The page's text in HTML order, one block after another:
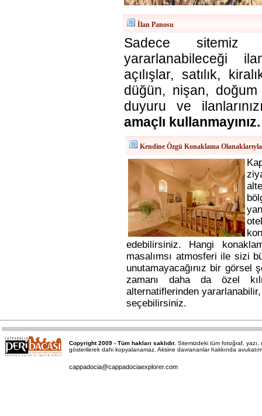
İlan Panosu
Sadece sitemiz
yararlanabileceği
açılışlar, satılık,
düğün, nişan,
duyuru ve
amaçlı kullanmayınız.
Kendine Özgü Konaklama
edebilirsiniz. Hangi
masalımsı atmosferi ile sizi
unutamayacağınız bir görsel
zamanı daha da özel
alternatiflerinden
seçebilirsiniz.
Copyright 2009 - Tüm hakları saklıdır. Sitemizdeki tüm fotoğraf, yazı,
gösterilerek dahi kopyalanamaz. Aksine davrananlar hakkında
cappadocia@cappadociaexplorer.com